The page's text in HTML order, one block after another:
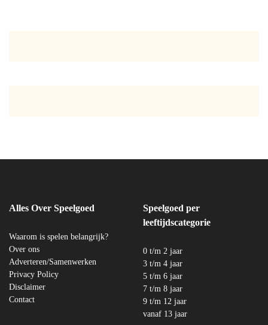
Alles Over Speelgoed
Waarom is spelen belangrijk?
Over ons
Adverteren/Samenwerken
Privacy Policy
Disclaimer
Contact
Speelgoed per
leeftijdscategorie
0 t/m 2 jaar
3 t/m 4 jaar
5 t/m 6 jaar
7 t/m 8 jaar
9 t/m 12 jaar
vanaf 13 jaar